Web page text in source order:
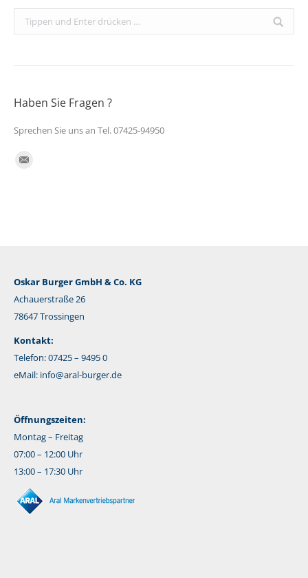
Search:
Haben Sie Fragen ?
Sprechen Sie uns an Tel. 07425-94950
Finden Sie uns auf:
Oskar Burger GmbH & Co. KG
Achauerstraße 26
78647 Trossingen
Kontakt:
Telefon: 07425 – 9495 0
eMail: info@aral-burger.de
Öffnungszeiten:
Montag – Freitag
07:00 – 12:00 Uhr
13:00 – 17:30 Uhr